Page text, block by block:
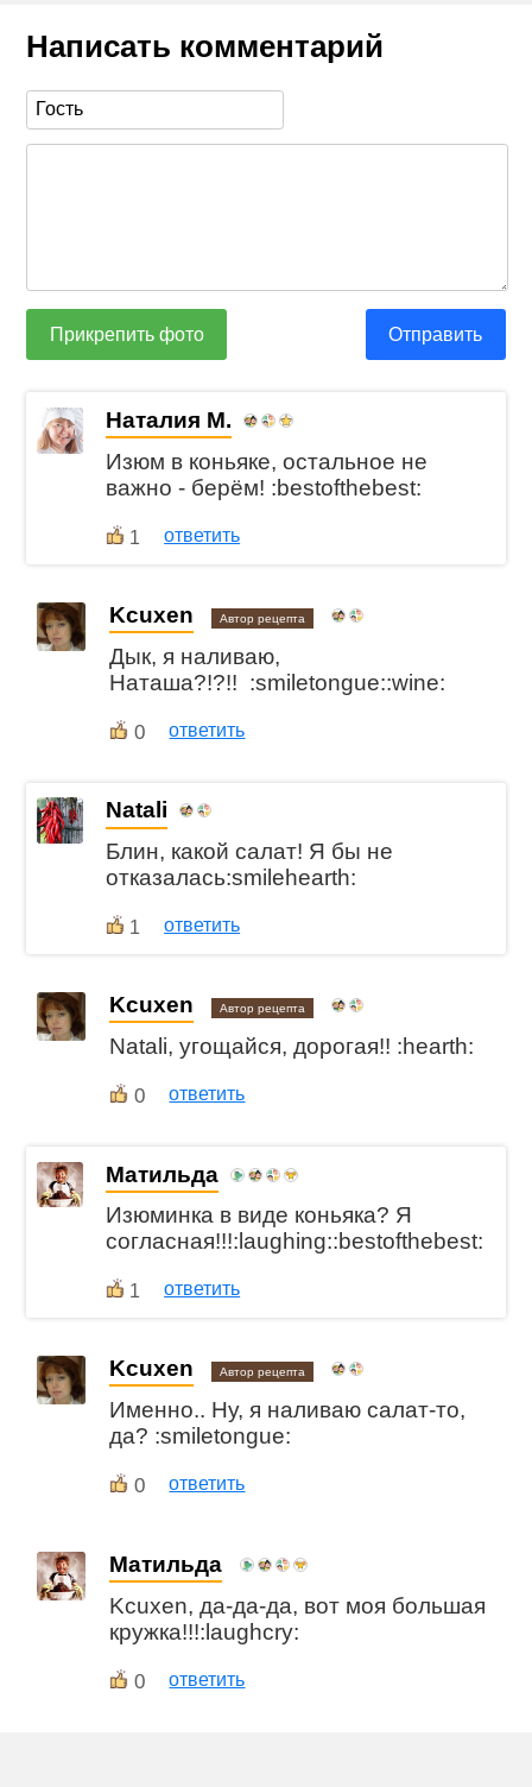
Написать комментарий
Прикрепить фото Отправить
Наталия М.
Изюм в коньяке, остальное не
важно - берём! :bestofthebest:
1 ответить
Kcuxen Автор рецепта
Дык, я наливаю,
Наташа?!?!! :smiletongue::wine:
0 ответить
Natali
Блин, какой салат! Я бы не
отказалась:smilehearth:
1 ответить
Kcuxen Автор рецепта
Natali, угощайся, дорогая!! :hearth:
0 ответить
Матильда
Изюминка в виде коньяка? Я
согласная!!!:laughing::bestofthebest:
1 ответить
Kcuxen Автор рецепта
Именно.. Ну, я наливаю салат-то,
да? :smiletongue:
0 ответить
Матильда
Kcuxen, да-да-да, вот моя большая
кружка!!!:laughcry:
0 ответить